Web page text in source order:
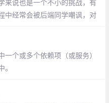
来说也是一个不小的挑战，有
中经常会被后端同学嘲讽，对
个或多个依赖项（或服务）